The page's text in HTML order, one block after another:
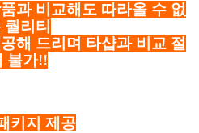
과 비교해도 따라올 수 없
퀄리티
해 드리며 타샵과 비교 절
불가!!
키지 제공